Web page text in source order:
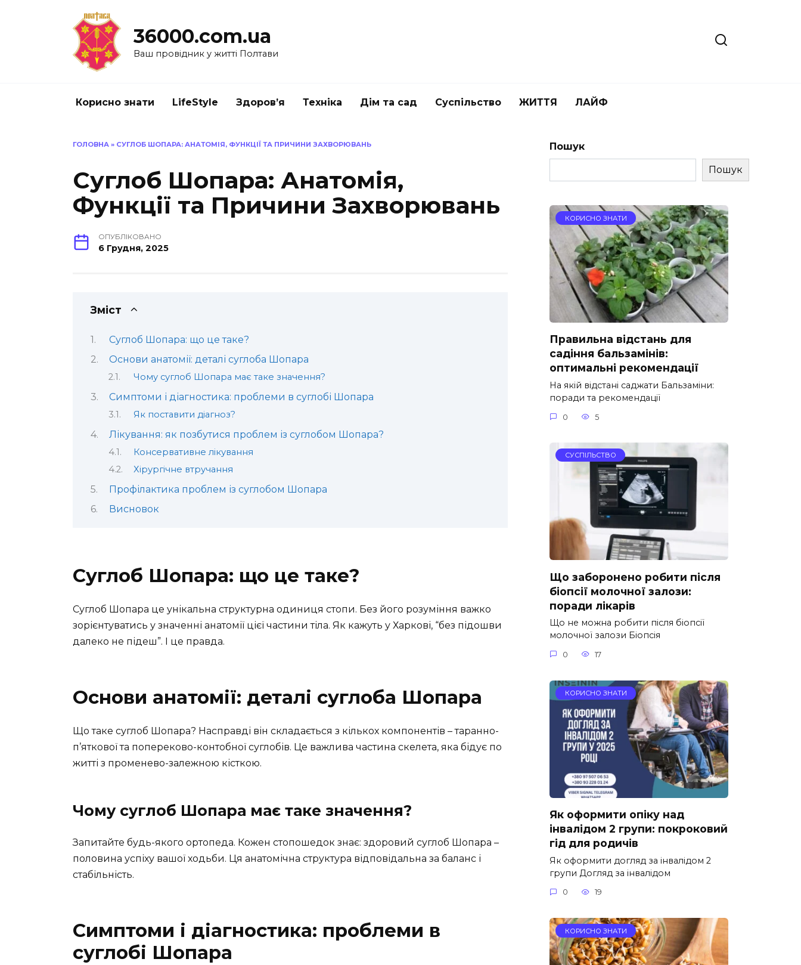
36000.com.ua
Ваш провідник у житті Полтави
Корисно знати LifeStyle Здоров’я Техніка Дім та сад Суспільство ЖИТТЯ ЛАЙФ
ГОЛОВНА » СУГЛОБ ШОПАРА: АНАТОМІЯ, ФУНКЦІЇ ТА ПРИЧИНИ ЗАХВОРЮВАНЬ
Суглоб Шопара: Анатомія,
Функції та Причини Захворювань
ОПУБЛІКОВАНО
6 Грудня, 2025
Зміст
Суглоб Шопара: що це таке?
Основи анатомії: деталі суглоба Шопара
Чому суглоб Шопара має таке значення?
Симптоми і діагностика: проблеми в суглобі Шопара
Як поставити діагноз?
Лікування: як позбутися проблем із суглобом Шопара?
Консервативне лікування
Хірургічне втручання
Профілактика проблем із суглобом Шопара
Висновок
Суглоб Шопара: що це таке?
Суглоб Шопара це унікальна структурна одиниця стопи. Без його розуміння важко
зорієнтуватись у значенні анатомії цієї частини тіла. Як кажуть у Харкові, “без підошви
далеко не підеш”. І це правда.
Основи анатомії: деталі суглоба Шопара
Що таке суглоб Шопара? Насправді він складається з кількох компонентів – таранно-
п’яткової та попереково-контобної суглобів. Це важлива частина скелета, яка бідує по
житті з променево-залежною кісткою.
Чому суглоб Шопара має таке значення?
Запитайте будь-якого ортопеда. Кожен стопошедок знає: здоровий суглоб Шопара –
половина успіху вашої ходьби. Ця анатомічна структура відповідальна за баланс і
стабільність.
Симптоми і діагностика: проблеми в
суглобі Шопара
Пошук
Пошук
КОРИСНО ЗНАТИ
Правильна відстань для
садіння бальзамінів:
оптимальні рекомендації
На якій відстані саджати Бальзаміни:
поради та рекомендації
0 5
СУСПІЛЬСТВО
Що заборонено робити після
біопсії молочної залози:
поради лікарів
Що не можна робити після біопсії
молочної залози Біопсія
0 17
КОРИСНО ЗНАТИ
Як оформити опіку над
інвалідом 2 групи: покроковий
гід для родичів
Як оформити догляд за інвалідом 2
групи Догляд за інвалідом
0 19
КОРИСНО ЗНАТИ